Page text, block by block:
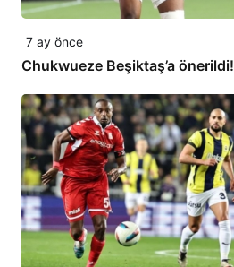
7 ay önce
Chukwueze Beşiktaş’a önerildi!